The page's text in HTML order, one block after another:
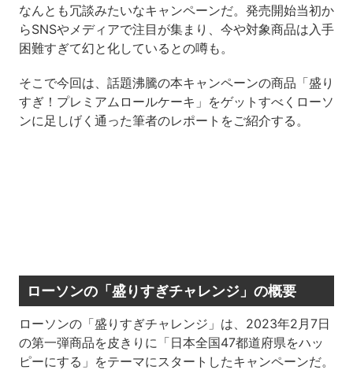
なんとも冗談みたいなキャンペーンだ。 発売開始当初か
らSNSやメディアで注目が集まり、今や対象商品は入手
困難すぎて幻と化しているとの噂も。
そこで今回は、話題沸騰の本キャンペーンの商品「盛り
すぎ！プレミアムロールケーキ」をゲットすべくローソ
ンに足しげく通った筆者のレポートをご紹介する。
ローソンの「盛りすぎチャレンジ」の概要
ローソンの「盛りすぎチャレンジ」は、2023年2月7日
の第一弾商品を皮きりに「日本全国47都道府県をハッ
ピーにする」をテーマにスタートしたキャンペーンだ。